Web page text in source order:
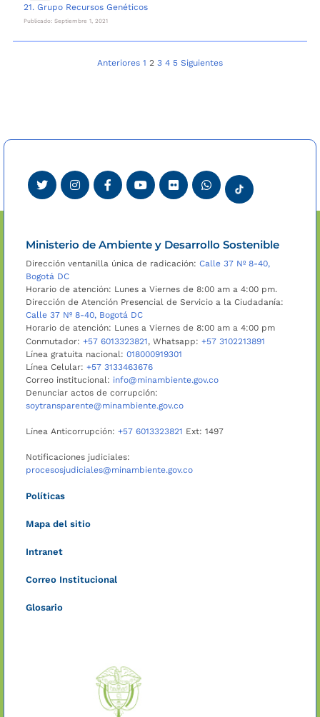
21. Grupo Recursos Genéticos
Publicado: Septiembre 1, 2021
NavegaciónAnteriores 1 2 3 4 5 Siguientes
Ministerio de Ambiente y Desarrollo Sostenible
Dirección ventanilla única de radicación: Calle 37 Nº 8-40,
Bogotá DC
Horario de atención: Lunes a Viernes de 8:00 am a 4:00 pm.
Dirección de Atención Presencial de Servicio a la Ciudadanía:
Calle 37 Nº 8-40, Bogotá DC
Horario de atención: Lunes a Viernes de 8:00 am a 4:00 pm
Conmutador: +57 6013323821, Whatsapp: +57 3102213891
Línea gratuita nacional: 018000919301
Línea Celular: +57 3133463676
Correo institucional: info@minambiente.gov.co
Denunciar actos de corrupción:
soytransparente@minambiente.gov.co
Línea Anticorrupción: +57 6013323821 Ext: 1497
Notificaciones judiciales:
procesosjudiciales@minambiente.gov.co
Políticas
Mapa del sitio
Intranet
Correo Institucional
Glosario